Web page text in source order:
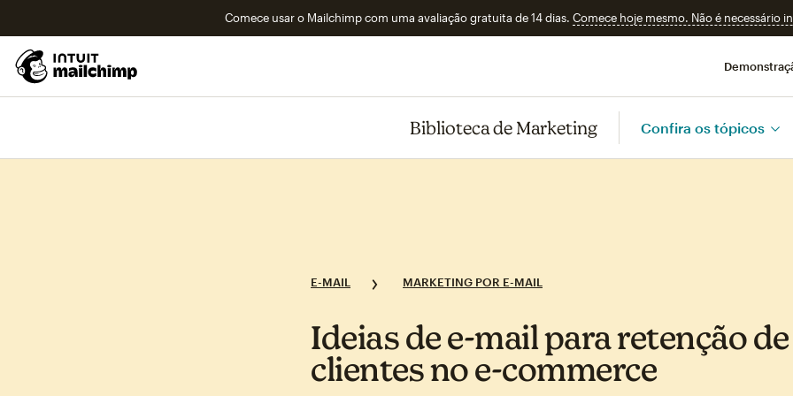
Comece usar o Mailchimp com uma avaliação gratuita de 14 dias. Comece hoje mesmo. Não é necessário
Biblioteca de Marketing Confira os tópicos
E-MAIL MARKETING POR E-MAIL
Ideias de e‑mail para retenção de
clientes no e‑commerce